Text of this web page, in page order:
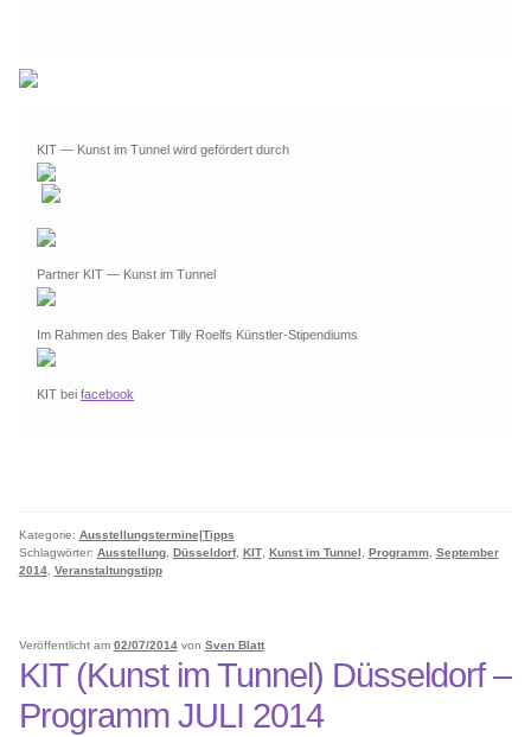
KIT — Kunst im Tunnel wird gefördert durch
Partner KIT — Kunst im Tunnel
Im Rahmen des Baker Tilly Roelfs Künstler-Stipendiums
KIT beifacebook
Kategorie: Ausstellungstermine|Tipps
Schlagwörter: Ausstellung, Düsseldorf, KIT, Kunst im Tunnel , Programm, September
2014, Veranstaltungstipp
Veröffentlicht am 02/07/2014 von Sven Blatt
KIT (Kunst im Tunnel) Düsseldorf –
Programm JULI 2014